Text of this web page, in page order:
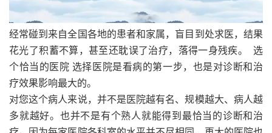
经常碰到来自全国各地的患者和家属，盲目到处求医，结果
花光了积蓄不算，甚至还耽误了治疗，落得一身残疾。 选
个恰当的医院 选择医院是看病的第一步，也是对诊断和治
疗效果影响最大的。
对您这个病人来说，并不是医院越有名、规模越大、病人越
多就越好。也并不是有个熟人就能得到最恰当的诊断和治